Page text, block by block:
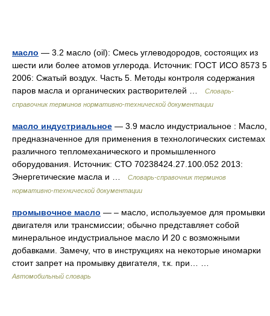
масло — 3.2 масло (oil): Смесь углеводородов, состоящих из
шести или более атомов углерода. Источник: ГОСТ ИСО 8573 5
2006: Сжатый воздух. Часть 5. Методы контроля содержания
паров масла и органических растворителей …
Словарь-
справочник терминов нормативно-технической документации
масло индустриальное — 3.9 масло индустриальное : Масло,
предназначенное для применения в технологических системах
различного тепломеханического и промышленного
оборудования. Источник: СТО 70238424.27.100.052 2013:
Энергетические масла и …
Словарь-справочник терминов
нормативно-технической документации
промывочное масло — – масло, используемое для промывки
двигателя или трансмиссии; обычно представляет собой
минеральное индустриальное масло И 20 с возможными
добавками. Замечу, что в инструкциях на некоторые иномарки
стоит запрет на промывку двигателя, т.к. при… …
Автомобильный словарь